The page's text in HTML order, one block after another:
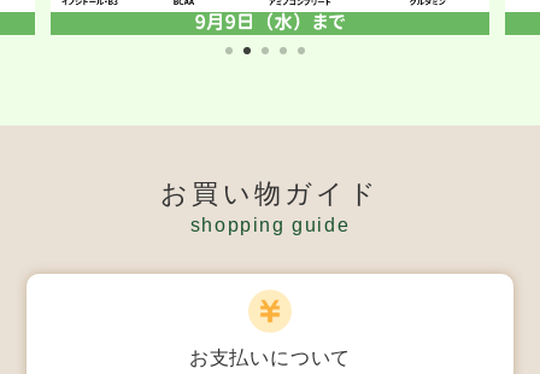
お買い物ガイド
shopping guide
お支払いについて